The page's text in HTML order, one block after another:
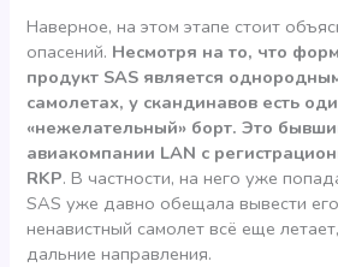
Наверное, на этом этапе стоит
опасений. Несмотря на то, что
продукт SAS является
самолетах, у скандинавов есть
«нежелательный» борт. Это
авиакомпании LAN с
RKP. В частности, на него уже
SAS уже давно обещала вывести
ненавистный самолет всё еще
дальние направления.